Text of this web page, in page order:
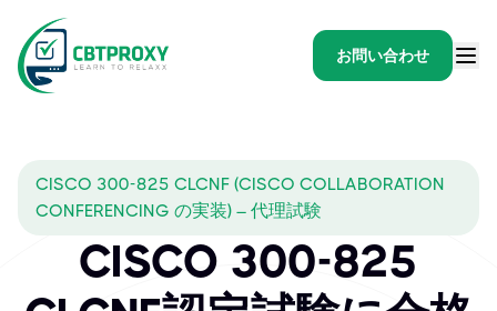
お問い合わせ
CISCO 300-825 CLCNF (CISCO COLLABORATION
CONFERENCING の実装) – 代理試験
CISCO 300-825